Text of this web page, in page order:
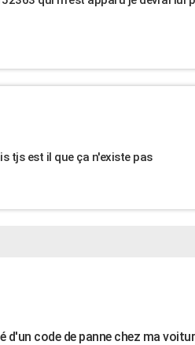
tjs est il que ça n'existe pas
d'un code de panne chez ma